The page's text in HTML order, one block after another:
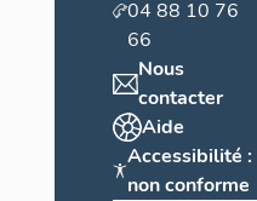
04 88 10 76
66
Nous
contacter
Aide
Accessibilité :
non conforme